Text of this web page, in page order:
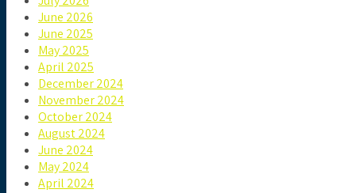
June 2026
June 2025
May 2025
April 2025
December 2024
November 2024
October 2024
August 2024
June 2024
May 2024
April 2024